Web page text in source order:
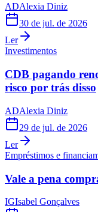
ADAlexia Diniz
30 de jul. de 2026
Ler
Investimentos
CDB pagando
risco por trás disso
ADAlexia Diniz
29 de jul. de 2026
Ler
Empréstimos e
Vale a pena
IGIsabel Gonçalves